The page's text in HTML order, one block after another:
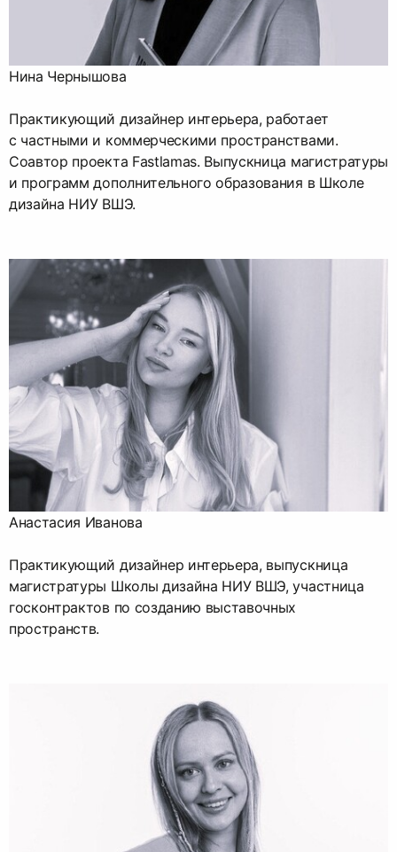
Нина Чернышова
Практикующий дизайнер интерьера, работает
с частными и коммерческими пространствами.
Соавтор проекта Fastlamas. Выпускница магистратуры
и программ дополнительного образования в Школе
дизайна НИУ ВШЭ.
Анастасия Иванова
Практикующий дизайнер интерьера, выпускница
магистратуры Школы дизайна НИУ ВШЭ, участница
госконтрактов по созданию выставочных
пространств.